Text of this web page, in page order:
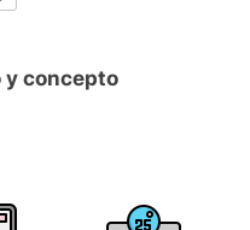
y concepto